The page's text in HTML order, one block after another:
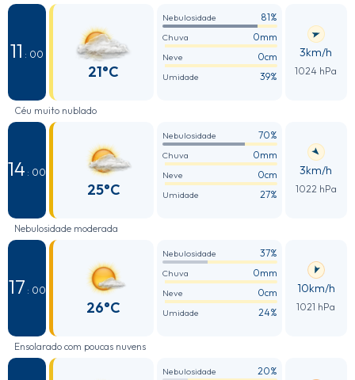
11 : 00
21°C
Nebulosidade 81%
Chuva 0mm
Neve 0cm
Umidade 39%
3km/h
1024 hPa
Céu muito nublado
14 : 00
25°C
Nebulosidade 70%
Chuva 0mm
Neve 0cm
Umidade 27%
3km/h
1022 hPa
Nebulosidade moderada
17 : 00
26°C
Nebulosidade 37%
Chuva 0mm
Neve 0cm
Umidade 24%
10km/h
1021 hPa
Ensolarado com poucas nuvens
Nebulosidade 20%